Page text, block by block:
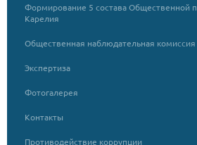
Формирование 5 состава Общественной
Карелия
Общественная наблюдательная
Экспертиза
Фотогалерея
Контакты
Противодействие коррупции